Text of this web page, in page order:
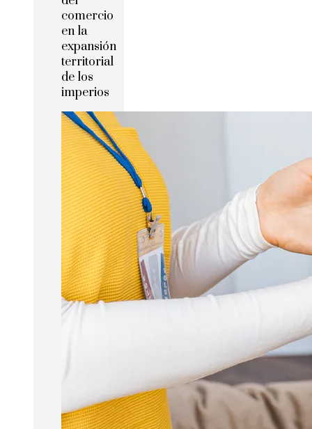
comercio
en la
expansión
territorial
de los
imperios